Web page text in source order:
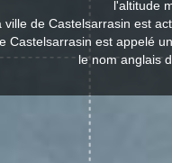
l'altitude
ville de Castelsarrasin est
Castelsarrasin est appelé
le nom anglais